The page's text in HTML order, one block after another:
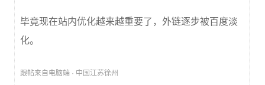
毕竟现在站内优化越来越重要了，外链逐步被百度淡
化。
跟帖来自电脑端 · 中国江苏徐州